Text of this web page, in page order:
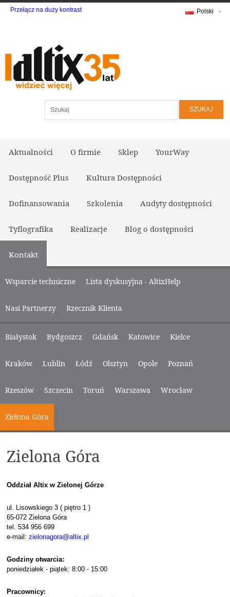
Przełącz na duży kontrast Polski
Aktualności O firmie Sklep YourWay
Dostępność Plus Kultura Dostępności
Dofinansowania Szkolenia Audyty dostępności
Tyflografika Realizacje Blog o dostępności
Kontakt
Wsparcie techniczne Lista dyskusyjna - AltixHelp
Nasi Partnerzy Rzecznik Klienta
Białystok Bydgoszcz Gdańsk Katowice Kielce
Kraków Lublin Łódź Olsztyn Opole Poznań
Rzeszów Szczecin Toruń Warszawa Wrocław
Zielona Góra
Zielona Góra
Oddział Altix w Zielonej Górze
ul. Lisowskiego 3 ( piętro 1 )
65-072 Zielona Góra
tel. 534 956 699
e-mail: zielonagora@altix.pl
Godziny otwarcia:
poniedziałek - piątek: 8:00 - 15:00
Pracownicy: